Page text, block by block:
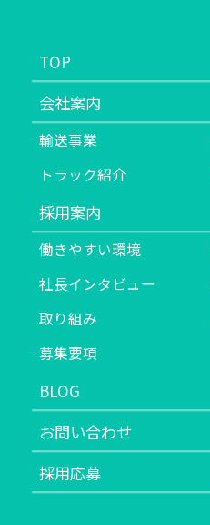
TOP
会社案内
輸送事業
トラック紹介
採用案内
働きやすい環境
社長インタビュー
取り組み
募集要項
BLOG
お問い合わせ
採用応募